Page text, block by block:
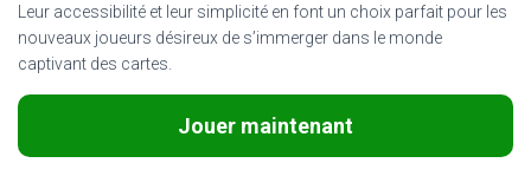
Leur accessibilité et leur simplicité en font un choix parfait pour les
nouveaux joueurs désireux de s’immerger dans le monde
captivant des cartes.
Jouer maintenant